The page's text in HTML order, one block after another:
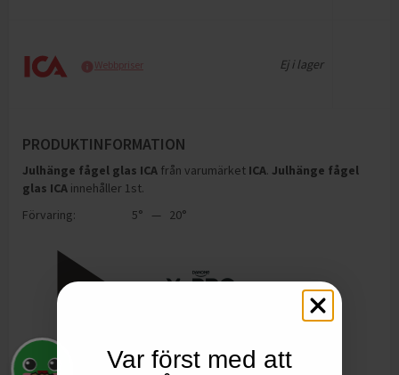
Webbpriser Ej i lager
PRODUKTINFORMATION
Julhänge fågel glas ICA från varumärket ICA. Julhänge fågel
glas ICA innehåller 1st.
Förvaring:
5° — 20°
Var först med att